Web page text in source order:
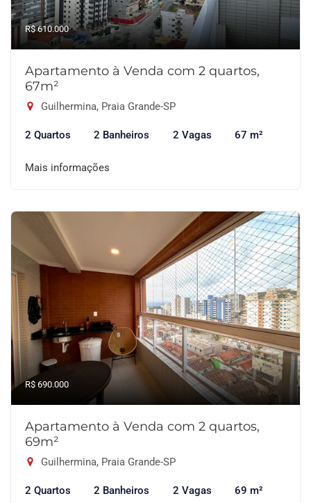
R$ 610.000
Apartamento à Venda com 2 quartos,
67m²
Guilhermina, Praia Grande-SP
2 Quartos 2 Banheiros 2 Vagas 67 m²
Mais informações
R$ 690.000
Apartamento à Venda com 2 quartos,
69m²
Guilhermina, Praia Grande-SP
2 Quartos 2 Banheiros 2 Vagas 69 m²